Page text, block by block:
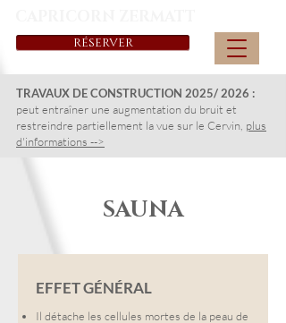
RÉSERVER
TRAVAUX DE CONSTRUCTION 2025/ 2026 :
peut entraîner une augmentation du bruit et
restreindre partiellement la vue sur le Cervin, plus
d'informations -->
SAUNA
EFFET GÉNÉRAL
Il détache les cellules mortes de la peau de